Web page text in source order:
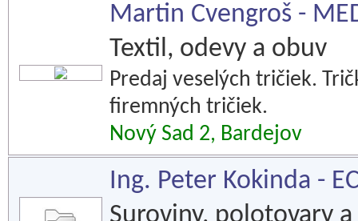
Martin Cvengroš -
Textil, odevy a obuv
Predaj veselých tričiek.
firemných tričiek.
Nový Sad 2, Bardejov
Ing. Peter Kokinda -